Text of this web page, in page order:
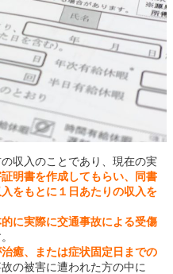
収入のことであり、現在の実
明書を作成してもらい、同書
をもとに１日あたりの収入を
に実際に交通事故による受傷
癒、または症状固定日までの
の被害に遭われた方の中に